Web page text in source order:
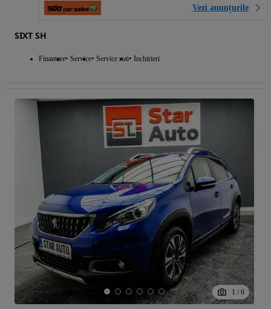
Vezi anunțurile
SIXT SH
Finantare Service Service roti Inchirieri
1 / 6